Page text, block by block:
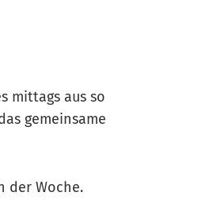
mittags aus so
gemeinsame
der Woche.